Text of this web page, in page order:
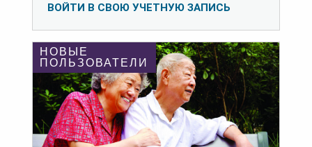
ВОЙТИ В СВОЮ УЧЕТНУЮ ЗАПИСЬ
НОВЫЕ
ПОЛЬЗОВАТЕЛИ